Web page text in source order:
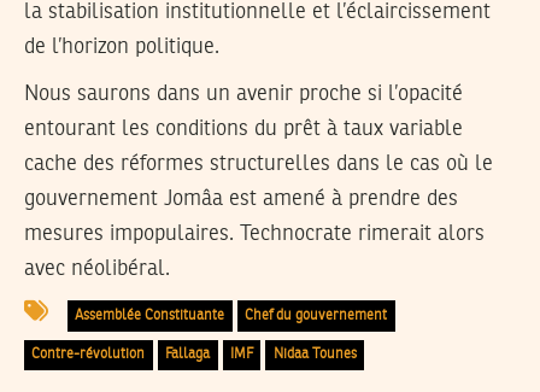
la stabilisation institutionnelle et l’éclaircissement
de l’horizon politique.
Nous saurons dans un avenir proche si l’opacité
entourant les conditions du prêt à taux variable
cache des réformes structurelles dans le cas où le
gouvernement Jomâa est amené à prendre des
mesures impopulaires. Technocrate rimerait alors
avec néolibéral.
Assemblée Constituante Chef du gouvernement
Contre-révolution Fallaga IMF Nidaa Tounes